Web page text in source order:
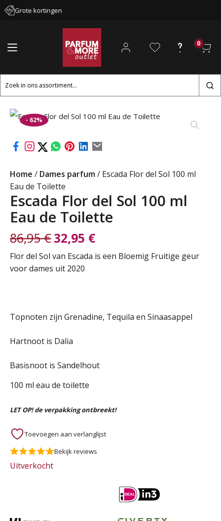
Grote kortingen
0
Zoeken
naar:
- 62%
Home / Dames parfum/ Escada Flor del Sol 100 ml
Eau de Toilette
Escada Flor del Sol 100 ml
Eau de Toilette
86,95€
Oorspronkelijke
prijs
86,95 €.
32,95 €
Huidige
prijs
32,95 €.
Flor del Sol van Escada is een Bloemig Fruitige geur
voor dames uit 2020
Topnoten zijn Grenadine, Tequila en Sinaasappel
Hartnoot is Dalia
Basisnoot is Sandelhout
100 ml eau de toilette
LET OP! de verpakking ontbreekt!
Toevoegen aan verlanglijst
Bekijk reviews
Uitverkocht